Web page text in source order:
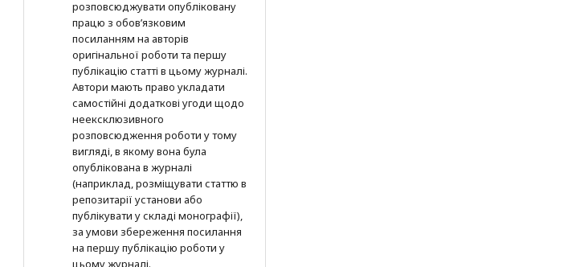
розповсюджувати опубліковану
працю з обов’язковим
посиланням на авторів
оригінальної роботи та першу
публікацію статті в цьому журналі.
Автори мають право укладати
самостійні додаткові угоди щодо
неексклюзивного
розповсюдження роботи у тому
вигляді, в якому вона була
опублікована в журналі
(наприклад, розміщувати статтю в
репозитарії установи або
публікувати у складі монографії),
за умови збереження посилання
на першу публікацію роботи у
цьому журналі.